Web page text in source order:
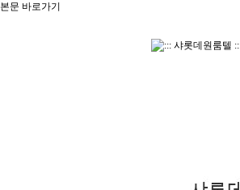
본문 바로가기